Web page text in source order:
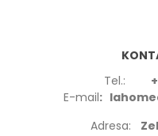
Tel.:
E-mail:
Adresa: